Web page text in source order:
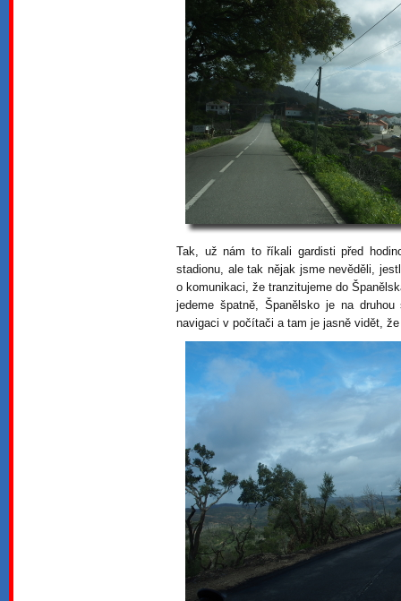
Tak, už nám to říkali gardisti před
stadionu, ale tak nějak jsme nevěděli,
o komunikaci, že tranzitujeme do
jedeme špatně, Španělsko je na
navigaci v počítači a tam je jasně vidět,